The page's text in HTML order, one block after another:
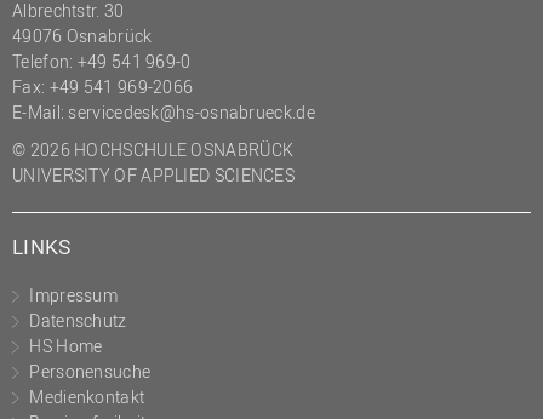
Science to Business GmbH
Studierendensekretariat
Studium und Lehre
Transfer- und
Innovationsmanagement
Albrechtstr. 30
49076 Osnabrück
Telefon: +49 541 969-0
Fax: +49 541 969-2066
E-Mail: servicedesk@hs-osnabrueck.de
© 2026 HOCHSCHULE OSNABRÜCK
UNIVERSITY OF APPLIED SCIENCES
LINKS
Impressum
Datenschutz
HS Home
Personensuche
Medienkontakt